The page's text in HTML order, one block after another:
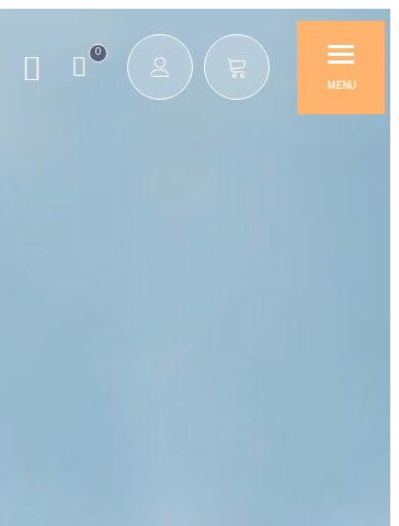
0
MENU